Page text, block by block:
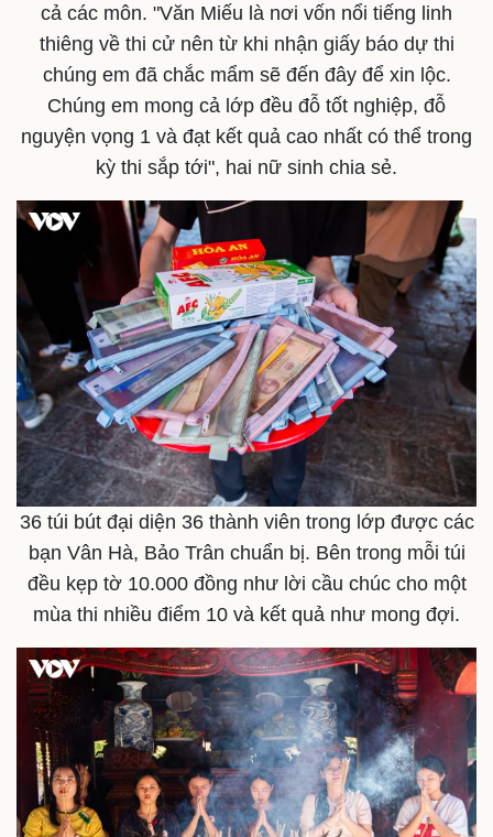
cả các môn. "Văn Miếu là nơi vốn nổi tiếng linh
thiêng về thi cử nên từ khi nhận giấy báo dự thi
chúng em đã chắc mẩm sẽ đến đây để xin lộc.
Chúng em mong cả lớp đều đỗ tốt nghiệp, đỗ
nguyện vọng 1 và đạt kết quả cao nhất có thể trong
kỳ thi sắp tới", hai nữ sinh chia sẻ.
36 túi bút đại diện 36 thành viên trong lớp được các
bạn Vân Hà, Bảo Trân chuẩn bị. Bên trong mỗi túi
đều kẹp tờ 10.000 đồng như lời cầu chúc cho một
mùa thi nhiều điểm 10 và kết quả như mong đợi.